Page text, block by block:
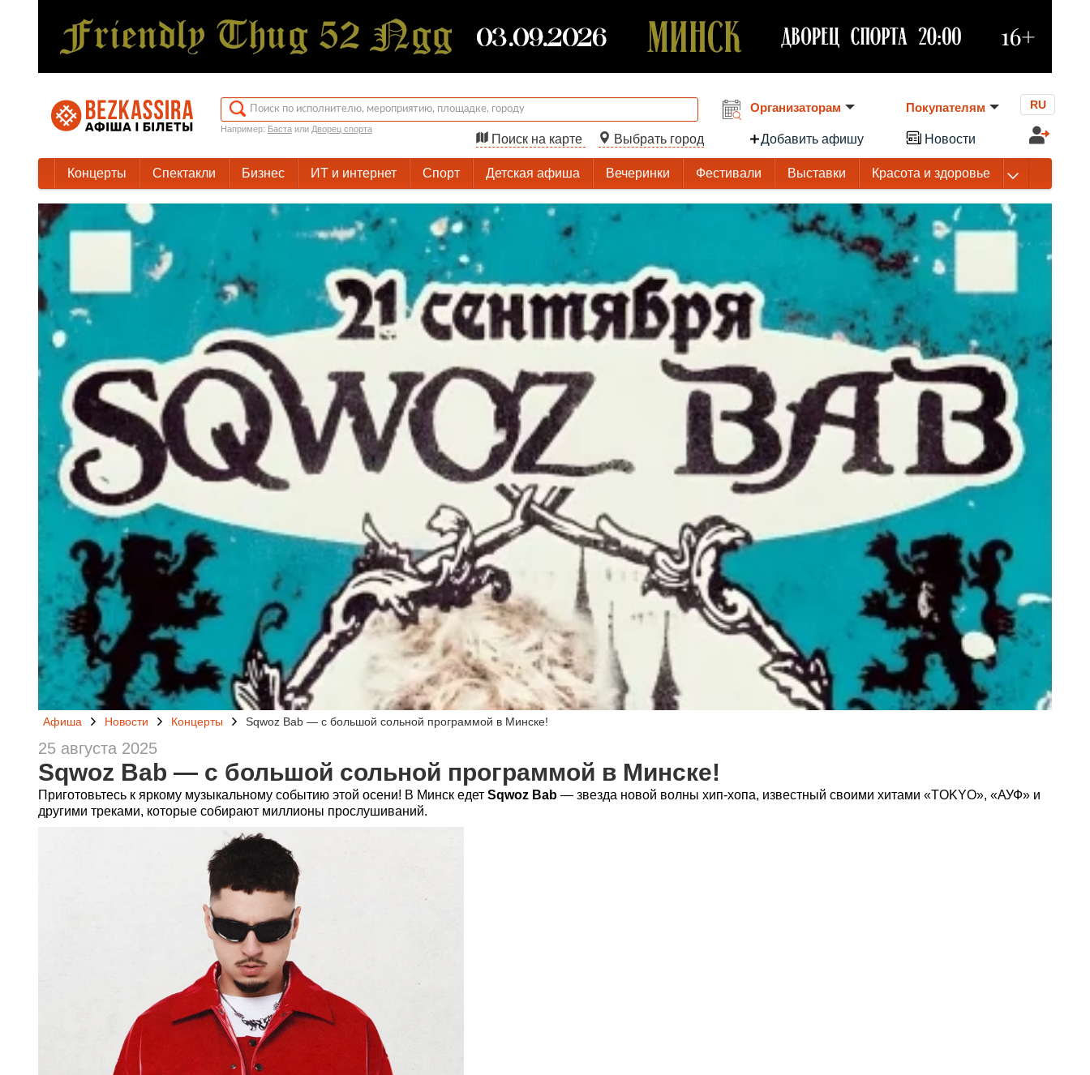
Например: Бастаили Дворец спорта
Поиск на карте Выбрать город
Организаторам
Добавить афишу
Покупателям
Новости
RU
Концерты Спектакли Бизнес ИТ и интернет Спорт Детская афиша Вечеринки Фестивали Выставки Красота и здоровье
Афиша Новости Концерты Sqwoz Bab — с большой сольной программой в Минске!
25 августа 2025
Sqwoz Bab — с большой сольной программой в Минске!
Приготовьтесь к яркому музыкальному событию этой осени! В Минск едет Sqwoz Bab — звезда новой волны хип-хопа, известный своими хитами «TOKYO», «АУФ» и
другими треками, которые собирают миллионы прослушиваний.